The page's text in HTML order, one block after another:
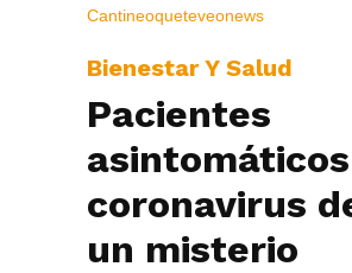
hoy
Bienestar Y Salud
Pacientes
coronavirus
un misterio